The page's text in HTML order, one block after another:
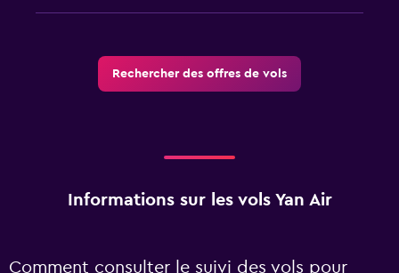
Rechercher des offres de vols
Informations sur les vols Yan Air
Comment consulter le suivi des vols pour